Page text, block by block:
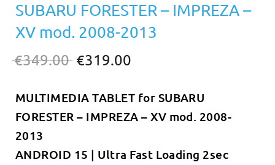
SUBARU FORESTER – IMPREZA –
XV mod. 2008-2013
€349.00 Original
was:
€349.00.
€319.00
τιμή
είναι:
MULTIMEDIA TABLET for SUBARU
FORESTER – IMPREZA – XV mod. 2008-
2013
ANDROID 15 | Ultra Fast Loading 2sec